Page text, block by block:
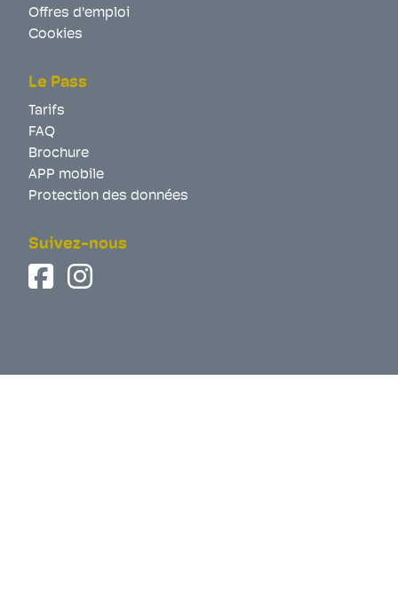
Offres d'emploi
Cookies
Le Pass
Tarifs
FAQ
Brochure
APP mobile
Protection des données
Suivez-nous